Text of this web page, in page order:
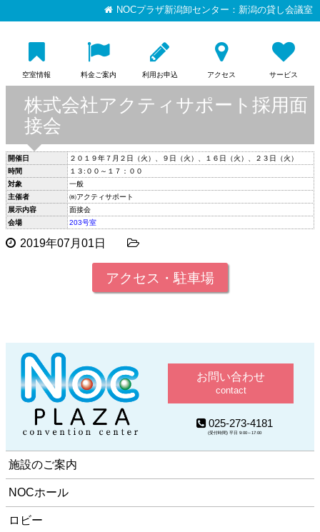
NOCプラザ新潟卸センター：新潟の貸し会議室
空室情報 料金ご案内 利用お申込 アクセス サービス
株式会社アクティサポート採用面
接会
開催日
２０１９年７月２日（火）、９日（火）、１６日（火）、２３日（火）
時間
１３:００～１７：００
対象
一般
主催者
㈱アクティサポート
展示内容
面接会
会場
203号室
2019年07月01日
アクセス・駐車場
お問い合わせ
contact
025-273-4181
(受付時間) 平日 9:00～17:00
施設のご案内
NOCホール
ロビー